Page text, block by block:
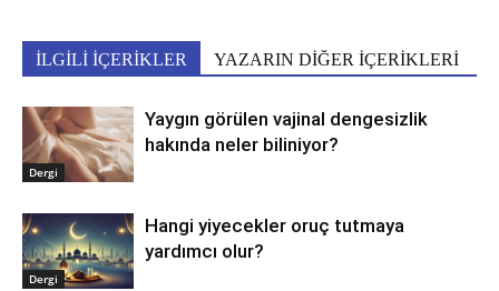
İLGİLİ İÇERİKLER YAZARIN DİĞER İÇERİKLERİ
Dergi
Yaygın görülen vajinal dengesizlik
hakında neler biliniyor?
Dergi
Hangi yiyecekler oruç tutmaya
yardımcı olur?